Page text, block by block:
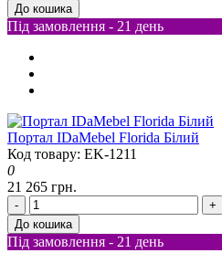
До кошика
Під замовлення - 21 день
Портал IDaMebel Florida Білий
Код товару: EK-1211
0
21 265 грн.
-
+
До кошика
Під замовлення - 21 день